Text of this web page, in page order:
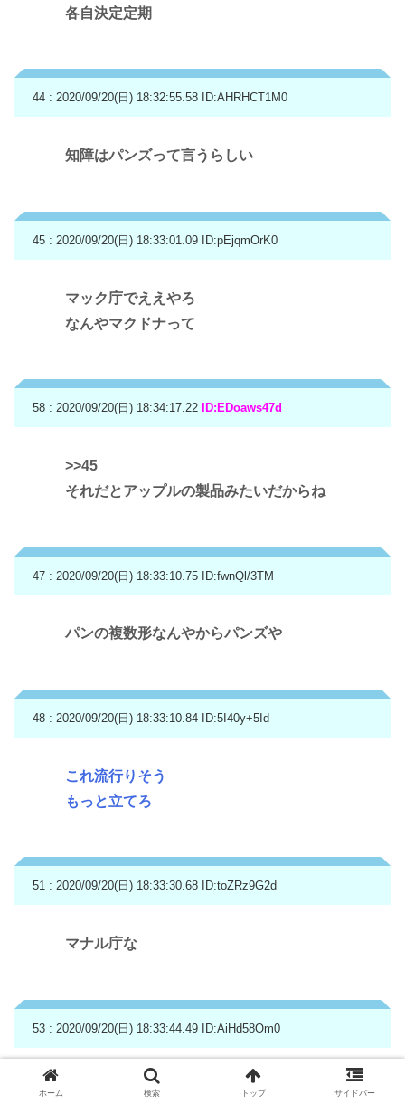
各自決定定期
44 : 2020/09/20(日) 18:32:55.58 ID:AHRHCT1M0
知障はパンズって言うらしい
45 : 2020/09/20(日) 18:33:01.09 ID:pEjqmOrK0
マック庁でええやろ
なんやマクドナって
58 : 2020/09/20(日) 18:34:17.22 ID:EDoaws47d
>>45
それだとアップルの製品みたいだからね
47 : 2020/09/20(日) 18:33:10.75 ID:fwnQl/3TM
パンの複数形なんやからパンズや
48 : 2020/09/20(日) 18:33:10.84 ID:5I40y+5Id
これ流行りそう
もっと立てろ
51 : 2020/09/20(日) 18:33:30.68 ID:toZRz9G2d
マナル庁な
53 : 2020/09/20(日) 18:33:44.49 ID:AiHd58Om0
これ殺チュー剤と同じ奴やろ
ホーム 検索 トップ サイドバー